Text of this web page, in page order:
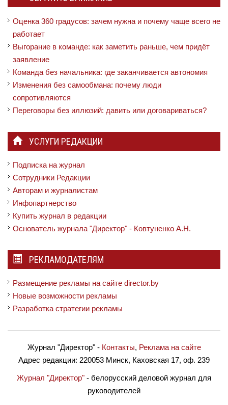
Оценка 360 градусов: зачем нужна и почему чаще всего не
работает
Выгорание в команде: как заметить раньше, чем придёт
заявление
Команда без начальника: где заканчивается автономия
Изменения без самообмана: почему люди
сопротивляются
Переговоры без иллюзий: давить или договариваться?
УСЛУГИ РЕДАКЦИИ
Подписка на журнал
Сотрудники Редакции
Авторам и журналистам
Инфопартнерство
Купить журнал в редакции
Основатель журнала "Директор" - Ковтуненко А.Н.
РЕКЛАМОДАТЕЛЯМ
Размещение рекламы на сайте director.by
Новые возможности рекламы
Разработка стратегии рекламы
Журнал "Директор"- Контакты, Реклама на сайте
Адрес редакции: 220053 Минск, Каховская 17, оф. 239
Журнал "Директор" - белорусский деловой журнал для
руководителей